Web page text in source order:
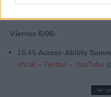
Viernes 6/06:
16:45 Access-Ability
oficial
Twitter YouTube
Ver